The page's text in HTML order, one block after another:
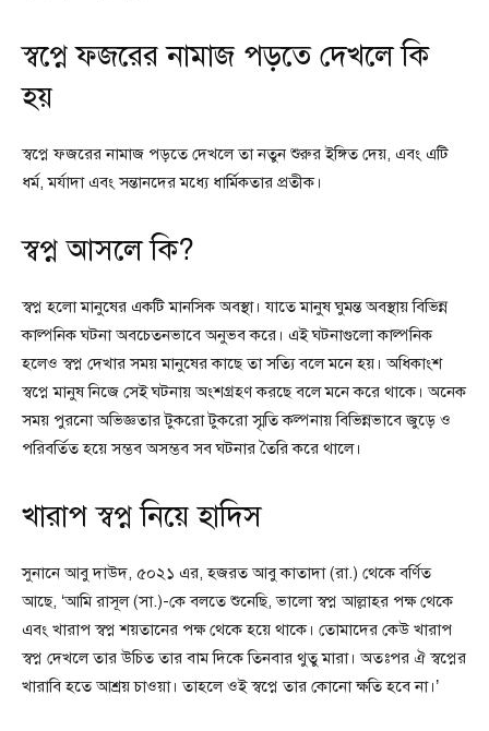
স্বপ্নে ফজরের নামাজ পড়তে দেখলে কি
হয়
স্বপ্নে ফজরের নামাজ পড়তে দেখলে তা নতুন শুরুর ইঙ্গিত দেয়, এবং এটি
ধর্ম, মর্যাদা এবং সন্তানদের মধ্যে ধার্মিকতার প্রতীক।
স্বপ্ন আসলে কি?
স্বপ্ন হলো মানুষের একটি মানসিক অবস্থা। যাতে মানুষ ঘুমন্ত অবস্থায় বিভিন্ন
কাল্পনিক ঘটনা অবচেতনভাবে অনুভব করে। এই ঘটনাগুলো কাল্পনিক
হলেও স্বপ্ন দেখার সময় মানুষের কাছে তা সত্যি বলে মনে হয়। অধিকাংশ
স্বপ্নে মানুষ নিজে সেই ঘটনায় অংশগ্রহণ করছে বলে মনে করে থাকে। অনেক
সময় পুরনো অভিজ্ঞতার টুকরো টুকরো স্মৃতি কল্পনায় বিভিন্নভাবে জুড়ে ও
পরিবর্তিত হয়ে সম্ভব অসম্ভব সব ঘটনার তৈরি করে থালে।
খারাপ স্বপ্ন নিয়ে হাদিস
সুনানে আবু দাউদ, ৫০২১ এর, হজরত আবু কাতাদা (রা.) থেকে বর্ণিত
আছে, ‘আমি রাসূল (সা.)-কে বলতে শুনেছি, ভালো স্বপ্ন আল্লাহর পক্ষ থেকে
এবং খারাপ স্বপ্ন শয়তানের পক্ষ থেকে হয়ে থাকে। তোমাদের কেউ খারাপ
স্বপ্ন দেখলে তার উচিত তার বাম দিকে তিনবার থুতু মারা। অতঃপর ঐ স্বপ্নের
খারাবি হতে আশ্রয় চাওয়া। তাহলে ওই স্বপ্নে তার কোনো ক্ষতি হবে না।’